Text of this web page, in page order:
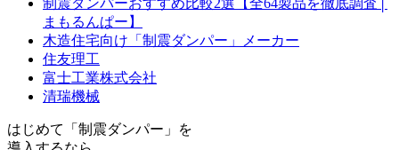
まもるんぱー】
木造住宅向け「制震ダンパー」メーカー
住友理工
富士工業株式会社
清瑞機械
はじめて「制震ダンパー」を